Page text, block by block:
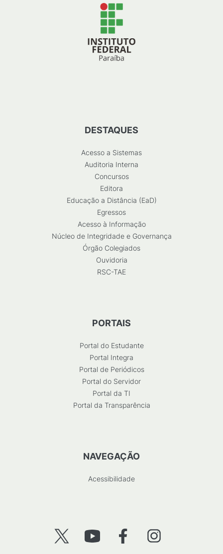
DESTAQUES
Acesso a Sistemas
Auditoria Interna
Concursos
Editora
Educação a Distância (EaD)
Egressos
Acesso à Informação
Núcleo de Integridade e Governança
Órgão Colegiados
Ouvidoria
RSC-TAE
PORTAIS
Portal do Estudante
Portal Integra
Portal de Periódicos
Portal do Servidor
Portal da TI
Portal da Transparência
NAVEGAÇÃO
Acessibilidade